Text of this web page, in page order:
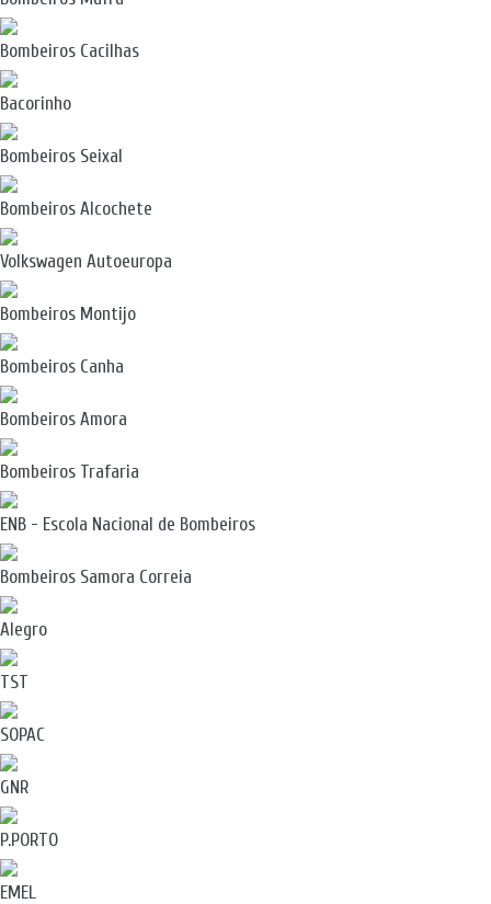
Bombeiros Cacilhas
Bacorinho
Bombeiros Seixal
Bombeiros Alcochete
Volkswagen Autoeuropa
Bombeiros Montijo
Bombeiros Canha
Bombeiros Amora
Bombeiros Trafaria
ENB - Escola Nacional de Bombeiros
Bombeiros Samora Correia
Alegro
TST
SOPAC
GNR
P.PORTO
EMEL